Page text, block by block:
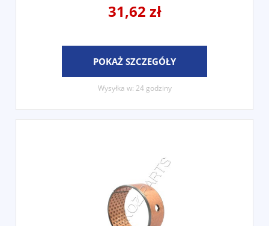
31,62 zł
POKAŻ SZCZEGÓŁY
Wysyłka w: 24 godziny